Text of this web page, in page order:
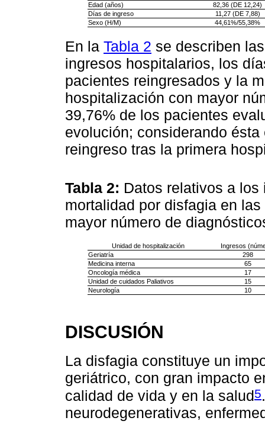
Edad (años)
82,36 (DE 12,24)
Días de ingreso
11,27 (DE 7,88)
Sexo (H/M)
44,61%/55,38%
En la Tabla 2 se describen
ingresos hospitalarios, los
pacientes reingresados y la
hospitalización con mayor
39,76% de los pacientes
evolución; considerando
reingreso tras la primera
Tabla 2: Datos relativos a
mortalidad por disfagia en
mayor número de
Unidad de hospitalización
Ingresos
Geriatría
298
Medicina interna
65
Oncología médica
17
Unidad de cuidados Paliativos
15
Neurología
10
DISCUSIÓN
La disfagia constituye un
geriátrico, con gran impacto
calidad de vida y en la salud5
neurodegenerativas,